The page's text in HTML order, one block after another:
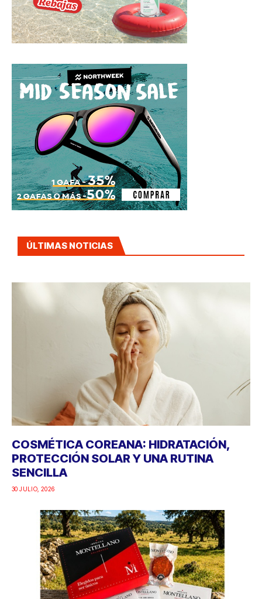
ÚLTIMAS NOTICIAS
COSMÉTICA COREANA: HIDRATACIÓN,
PROTECCIÓN SOLAR Y UNA RUTINA
SENCILLA
30 JULIO, 2026